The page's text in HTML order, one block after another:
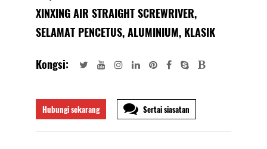
XINXING AIR STRAIGHT SCREWRIVER,
SELAMAT PENCETUS, ALUMINIUM, KLASIK
Kongsi:
Hubungi sekarang Sertai siasatan